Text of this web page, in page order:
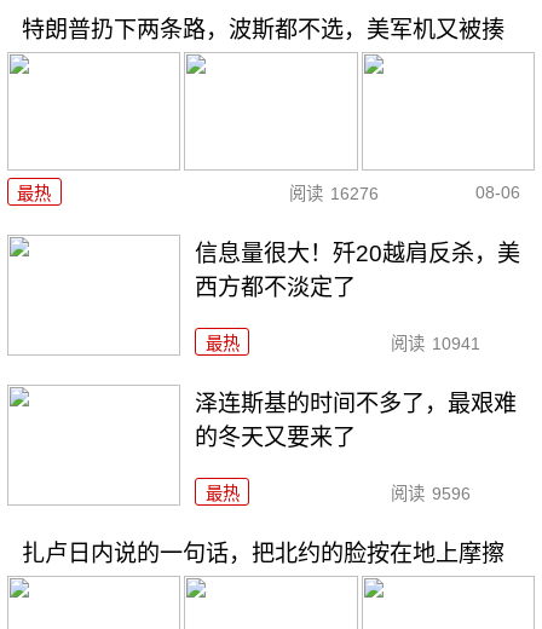
特朗普扔下两条路，波斯都不选，美军机又被揍
最热 阅读 16276 08-06
信息量很大！歼20越肩反杀，美
西方都不淡定了
最热 阅读 10941
泽连斯基的时间不多了，最艰难
的冬天又要来了
最热 阅读 9596
扎卢日内说的一句话，把北约的脸按在地上摩擦